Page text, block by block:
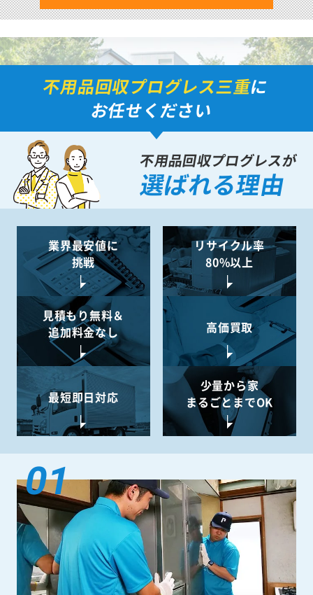
不用品回収プログレス三重に
お任せください
不用品回収プログレスが
選ばれる理由
業界最安値に
挑戦
リサイクル率
80%以上
見積もり無料＆
追加料金なし
高価買取
最短即日対応
少量から家
まるごとまでOK